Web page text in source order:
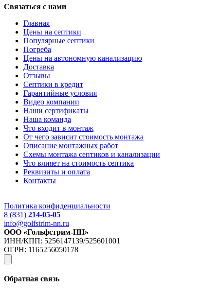
Связаться с нами
Главная
Цены на септики
Популярные септики
Погреба
Цены на автономную канализацию
Доставка
Отзывы
Септики в кредит
Гарантийные условия
Видео компании
Наши сертификаты
Наша команда
Что входит в монтаж
От чего зависит стоимость монтажа
Описание монтажных работ
Схемы монтажа септиков и канализации
Что влияет на стоимость септика
Реквизиты и оплата
Контакты
Политика конфиденциальности
8 (831) 214-05-05
info@golfstrim-nn.ru
ООО «Гольфстрим-НН»
ИНН/КПП: 5256147139/525601001
ОГРН: 1165256050178
Обратная связь